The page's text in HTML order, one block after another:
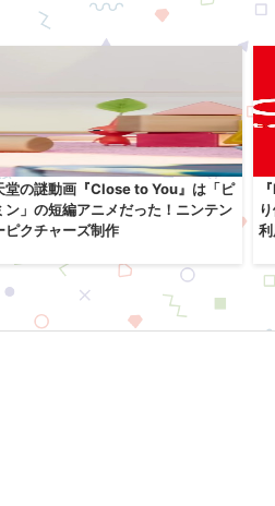
堂の謎動画『Close to You』は「ピ
ン」の短編アニメだった！ニンテン
ピクチャーズ制作
利